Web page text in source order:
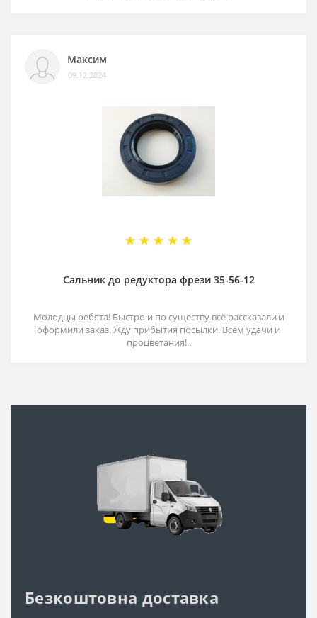
Максим
09.12.2024
Сальник до редуктора фрези 35-56-12
Молодцы ребята! Быстро и по существу всё рассказали и
оформили заказ. Жду прибытия посылки. Всем удачи и
процветания!..
Безкоштовна доставка